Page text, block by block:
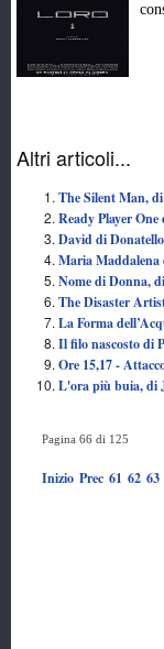
Altri articoli...
The Silent Man,
Ready Player
David di
Maria
Nome di Donna,
The Disaster
La Forma
Il filo nascosto di
Ore 15,17 -
L'ora più buia, di
Pagina 66 di 125
Inizio Prec 61 62 63